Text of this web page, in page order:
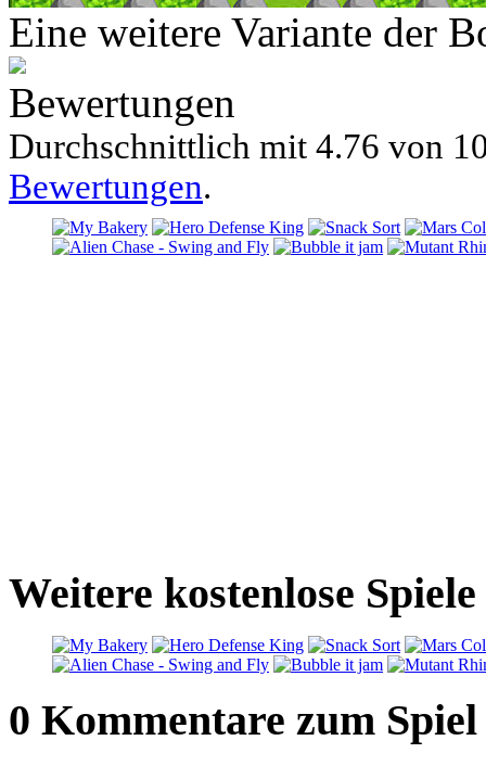
Eine weitere Variante der
Bewertungen
Durchschnittlich mit 4.76 von
Bewertungen.
Weitere kostenlose
0 Kommentare zum Spiel